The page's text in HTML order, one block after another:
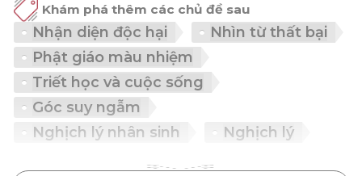
Khám phá thêm các chủ đề sau
Nhận diện độc hại
Nhìn từ thất bại
Phật giáo màu nhiệm
Triết học và cuộc sống
Góc suy ngẫm
Nghịch lý nhân sinh
Nghịch lý